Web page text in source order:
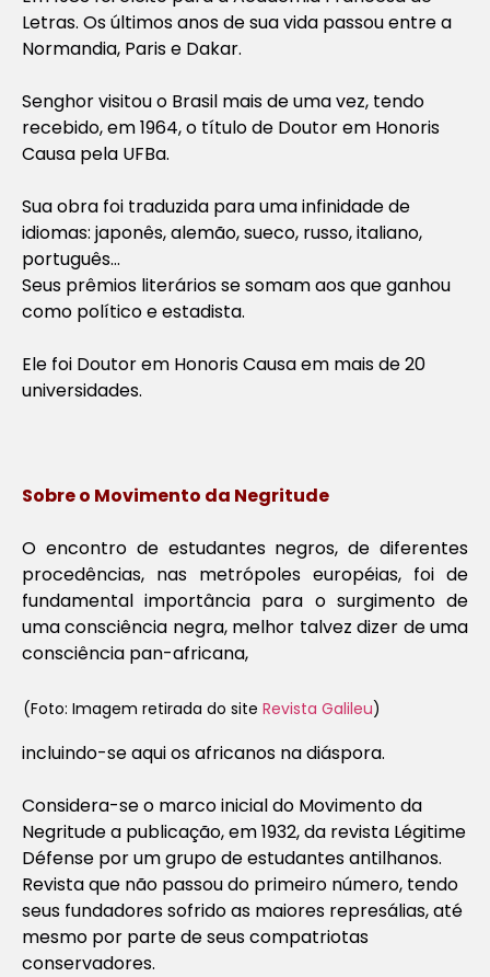
Letras. Os últimos anos de sua vida passou entre a
Normandia, Paris e Dakar.
Senghor visitou o Brasil mais de uma vez, tendo
recebido, em 1964, o título de Doutor em Honoris
Causa pela UFBa.
Sua obra foi traduzida para uma infinidade de
idiomas: japonês, alemão, sueco, russo, italiano,
português…
Seus prêmios literários se somam aos que ganhou
como político e estadista.
Ele foi Doutor em Honoris Causa em mais de 20
universidades.
Sobre o Movimento da Negritude
O encontro de estudantes negros, de diferentes
procedências, nas metrópoles européias, foi de
fundamental importância para o surgimento de
uma consciência negra, melhor talvez dizer de uma
consciência pan-africana,
(Foto: Imagem retirada do site Revista Galileu)
incluindo-se aqui os africanos na diáspora.
Considera-se o marco inicial do Movimento da
Negritude a publicação, em 1932, da revista Légitime
Défense por um grupo de estudantes antilhanos.
Revista que não passou do primeiro número, tendo
seus fundadores sofrido as maiores represálias, até
mesmo por parte de seus compatriotas
conservadores.